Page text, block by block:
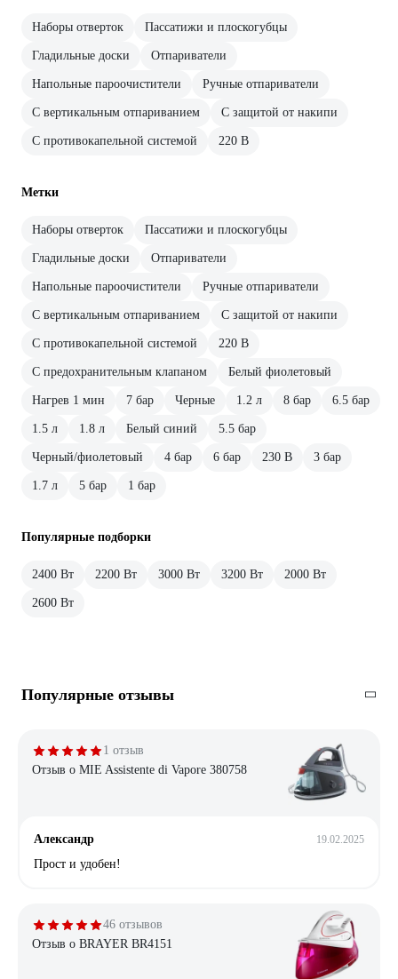
Наборы отверток Пассатижи и плоскогубцы
Гладильные доски Отпариватели
Напольные пароочистители Ручные отпариватели
С вертикальным отпариванием С защитой от накипи
С противокапельной системой 220 В
Метки
Наборы отверток Пассатижи и плоскогубцы
Гладильные доски Отпариватели
Напольные пароочистители Ручные отпариватели
С вертикальным отпариванием С защитой от накипи
С противокапельной системой 220 В
С предохранительным клапаном Белый фиолетовый
Нагрев 1 мин 7 бар Черные 1.2 л 8 бар 6.5 бар
1.5 л 1.8 л Белый синий 5.5 бар
Черный/фиолетовый 4 бар 6 бар 230 В 3 бар
1.7 л 5 бар 1 бар
Популярные подборки
2400 Вт 2200 Вт 3000 Вт 3200 Вт 2000 Вт
2600 Вт
Популярные отзывы
1 отзыв
Отзыв о MIE Assistente di Vapore 380758
Александр 19.02.2025
Прост и удобен!
46 отзывов
Отзыв о BRAYER BR4151